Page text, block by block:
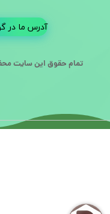
تمام حقوق این سایت
آدرس ما در